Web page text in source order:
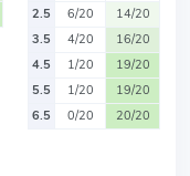
2.5
6/20
14/20
3.5
4/20
16/20
4.5
1/20
19/20
5.5
1/20
19/20
6.5
0/20 20/20